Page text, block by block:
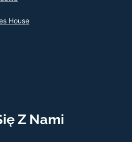
House
Z Nami